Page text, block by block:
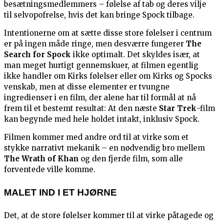
besætningsmedlemmers – følelse af tab og deres vilje
til selvopofrelse, hvis det kan bringe Spock tilbage.
Intentionerne om at sætte disse store følelser i centrum
er på ingen måde ringe, men desværre fungerer The
Search for Spock ikke optimalt. Det skyldes især, at
man meget hurtigt gennemskuer, at filmen egentlig
ikke handler om Kirks følelser eller om Kirks og Spocks
venskab, men at disse elementer er tvungne
ingredienser i en film, der alene har til formål at nå
frem til et bestemt resultat: At den næste Star Trek-film
kan begynde med hele holdet intakt, inklusiv Spock.
Filmen kommer med andre ord til at virke som et
stykke narrativt mekanik – en nødvendig bro mellem
The Wrath of Khan og den fjerde film, som alle
forventede ville komme.
MALET IND I ET HJØRNE
Det, at de store følelser kommer til at virke påtagede og